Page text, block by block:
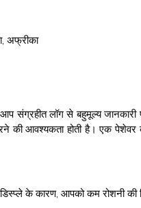
अफ्रीका
लॉग से बहुमूल्य जानकारी
की आवश्यकता होती है। एक
के कारण, आपको कम रोशनी की